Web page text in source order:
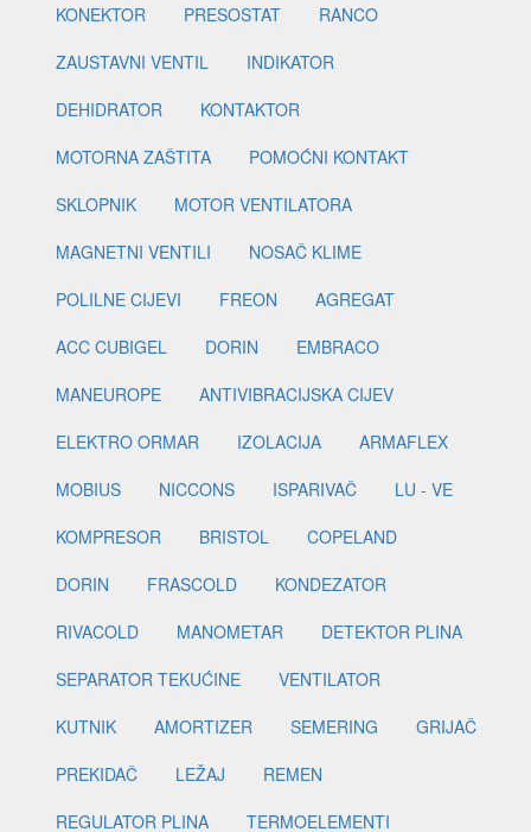
KONEKTOR
PRESOSTAT
RANCO
ZAUSTAVNI VENTIL
INDIKATOR
DEHIDRATOR
KONTAKTOR
MOTORNA ZAŠTITA
POMOĆNI KONTAKT
SKLOPNIK
MOTOR VENTILATORA
MAGNETNI VENTILI
NOSAČ KLIME
POLILNE CIJEVI
FREON
AGREGAT
ACC CUBIGEL
DORIN
EMBRACO
MANEUROPE
ANTIVIBRACIJSKA CIJEV
ELEKTRO ORMAR
IZOLACIJA
ARMAFLEX
MOBIUS
NICCONS ISPARIVAČ
LU - VE
KOMPRESOR
BRISTOL
COPELAND
DORIN
FRASCOLD
KONDEZATOR
RIVACOLD
MANOMETAR
DETEKTOR PLINA
SEPARATOR TEKUĆINE
VENTILATOR
KUTNIK
AMORTIZER SEMERING
GRIJAČ
PREKIDAČ
LEŽAJ
REMEN
REGULATOR PLINA
TERMOELEMENTI